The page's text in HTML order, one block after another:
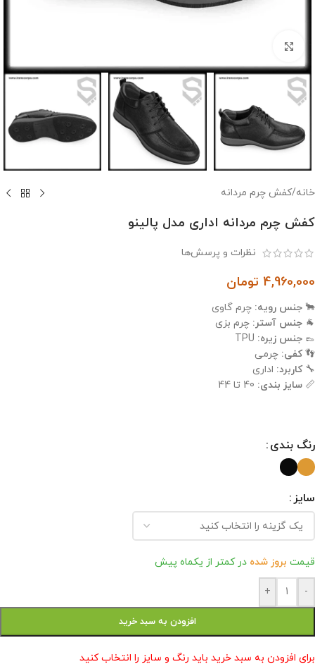
خانه/کفش چرم مردانه
کفش چرم مردانه اداری مدل پالینو
نظرات و پرسش‌ها
4,960,000 تومان
🐂 جنس رویه: چرم گاوی
🐐 جنس آستر: چرم بزی
👞 جنس زیره: TPU
👣کفی: چرمی
🔧کاربرد: اداری
📏 سایز بندی: 40 تا 44
رنگ بندی
سایز
قیمت بروز شده در کمتر از یکماه پیش
-
+
افزودن به سبد خرید
برای افزودن به سبد خرید باید رنگ و سایز را انتخاب کنید